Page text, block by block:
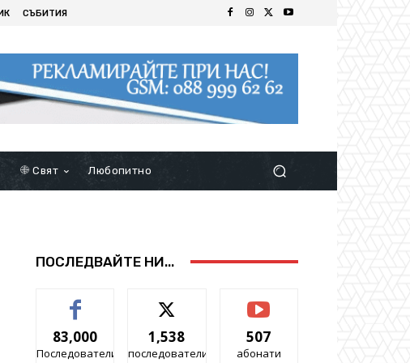
СЪБИТИЯ
Свят Любопитно
ПОСЛЕДВАЙТЕ НИ...
83,000
Последователи
1,538
последователи
507
абонати